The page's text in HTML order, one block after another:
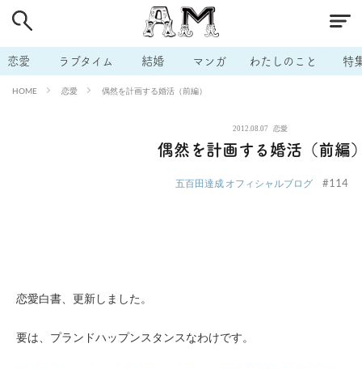
恋愛 ラブタイム 結婚 マンガ わたしのこと 特
HOME 恋愛 偶然を計画する婚活（前編）
2012.08.07 恋愛
偶然を計画する婚活（前編
五百田達成 オフィシャルブログ #114
恋愛白書、更新しました。
要は、プランドハップンスタンスなわけです。
# 男の本音 # セフレ # 不倫
# 出会う方法 # マッチングアプリ # ラブグッズ # 体の相